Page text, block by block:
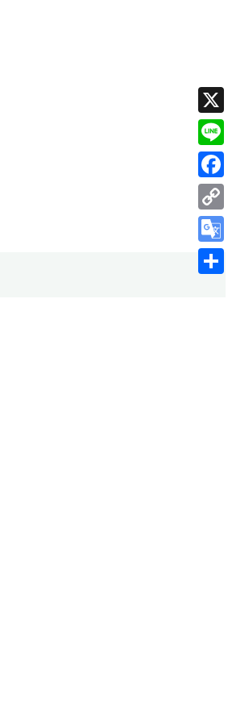
X
Line
Copy
Link